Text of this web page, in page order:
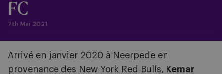
FC
7th Mai 2021
Arrivé en janvier 2020 à Neerpede en
provenance des New York Red Bulls, Kemar